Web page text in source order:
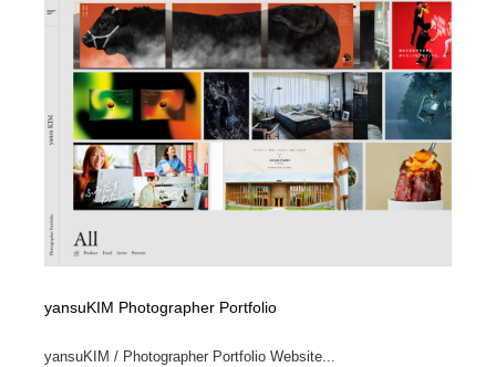
yansuKIM Photographer Portfolio
yansuKIM / Photographer Portfolio Website...